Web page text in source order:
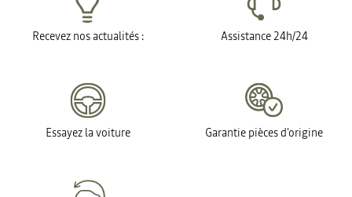
Recevez nos actualités : Assistance 24h/24
Essayez la voiture Garantie pièces d'origine